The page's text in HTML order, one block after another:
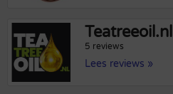
Teatreeoil.nl
5 reviews
Lees reviews »